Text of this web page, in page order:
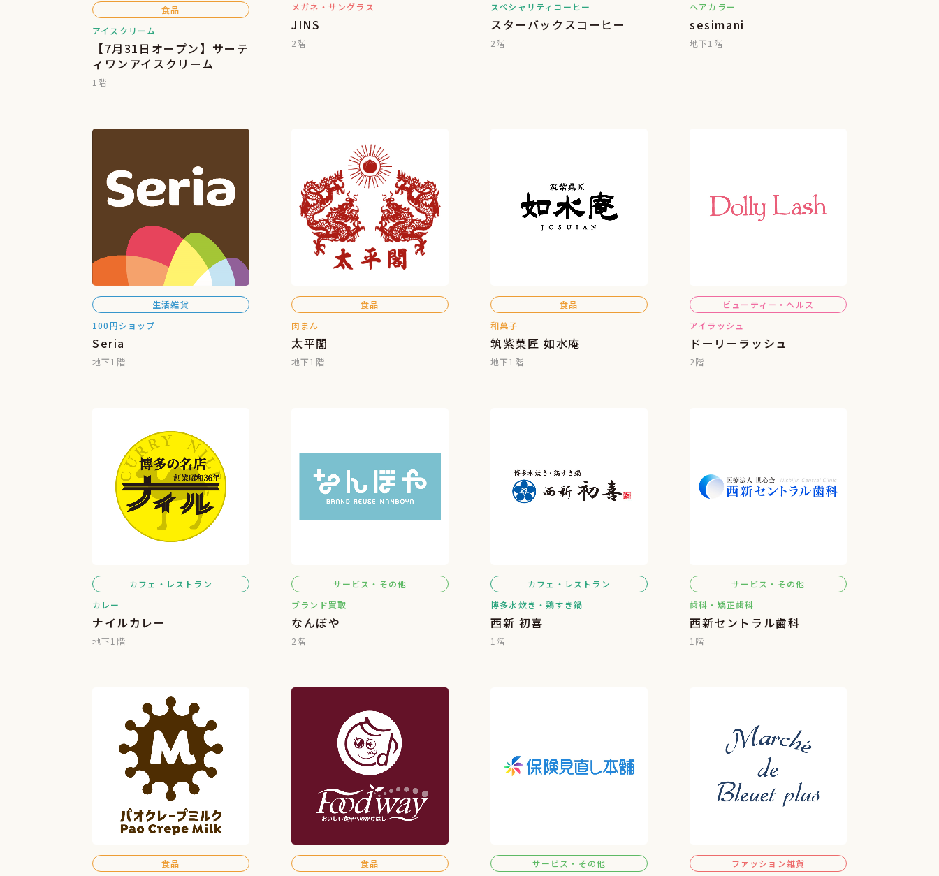
食品
アイスクリーム
【7月31日オープン】サーテ
ィワンアイスクリーム
1階
メガネ・サングラス
JINS
2階
スペシャリティコーヒー
スターバックスコーヒー
2階
ヘアカラー
sesimani
地下1階
生活雑貨
100円ショップ
Seria
地下1階
食品
肉まん
太平閣
地下1階
食品
和菓子
筑紫菓匠 如水庵
地下1階
ビューティー・ヘルス
アイラッシュ
ドーリーラッシュ
2階
カフェ・レストラン
カレー
ナイルカレー
地下1階
サービス・その他
ブランド買取
なんぼや
2階
カフェ・レストラン
博多水炊き・鶏すき鍋
西新 初喜
1階
サービス・その他
歯科・矯正歯科
西新セントラル歯科
1階
食品 食品 サービス・その他 ファッション雑貨